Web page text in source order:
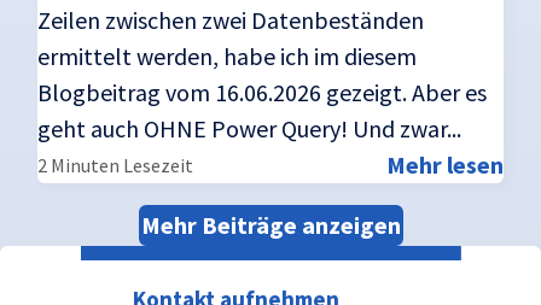
Zeilen zwischen zwei Datenbeständen
ermittelt werden, habe ich im diesem
Blogbeitrag vom 16.06.2026 gezeigt. Aber es
geht auch OHNE Power Query! Und zwar...
2 Minuten Lesezeit Mehr lesen
Mehr Beiträge anzeigen